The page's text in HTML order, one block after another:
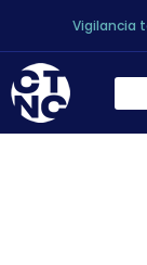
Vigilancia